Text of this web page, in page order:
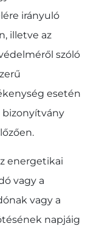
irányuló
illetve az
szóló
esetén
bizonyítvány
energetikai
vagy a
vagy a
napjáig